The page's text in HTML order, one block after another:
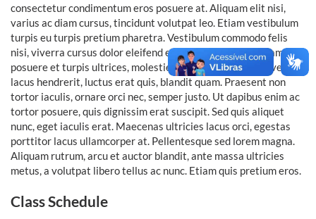
consectetur condimentum eros posuere at. Aliquam elit nisi,
varius ac diam cursus, tincidunt volutpat leo. Etiam vestibulum
turpis eu turpis pretium pharetra. Vestibulum commodo felis
nisi, viverra cursus dolor eleifend eu. Praesent magna quam,
posuere et turpis ultrices, molestie dapibus felis. Mauris vel
lacus hendrerit, luctus erat quis, blandit quam. Praesent non
tortor iaculis, ornare orci nec, semper justo. Ut dapibus enim ac
tortor posuere, quis dignissim erat suscipit. Sed quis aliquet
nunc, eget iaculis erat. Maecenas ultricies lacus orci, egestas
porttitor lacus ullamcorper at. Pellentesque sed lorem magna.
Aliquam rutrum, arcu et auctor blandit, ante massa ultricies
metus, a volutpat libero tellus ac nunc. Etiam quis pretium eros.
Class Schedule